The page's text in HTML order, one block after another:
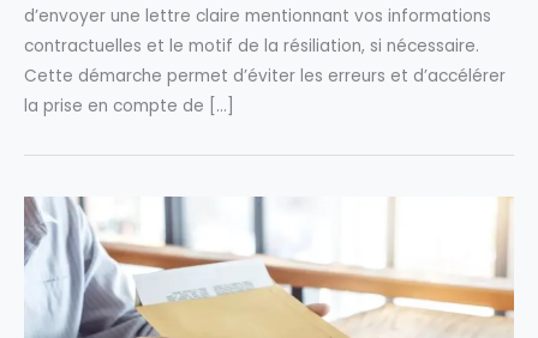
d’envoyer une lettre claire mentionnant vos informations
contractuelles et le motif de la résiliation, si nécessaire.
Cette démarche permet d’éviter les erreurs et d’accélérer
la prise en compte de […]